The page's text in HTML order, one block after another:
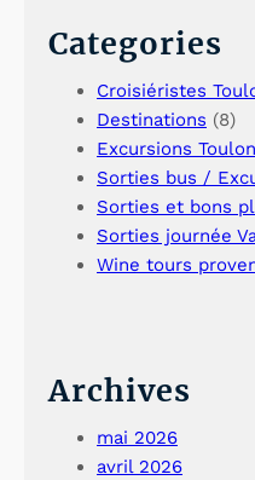
Categories
Croisiéristes
Destinations (8)
Excursions Toulon
Sorties bus /
Sorties et bons
Sorties journée
Wine tours
Archives
mai 2026
avril 2026